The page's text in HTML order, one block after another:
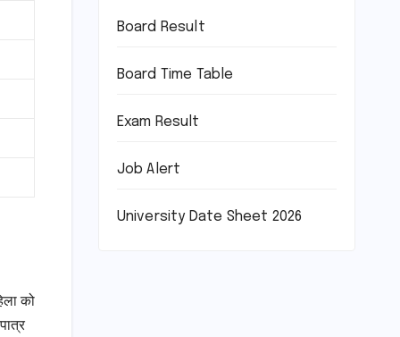
को
Board Result
Board Time Table
Exam Result
Job Alert
University Date Sheet 2026